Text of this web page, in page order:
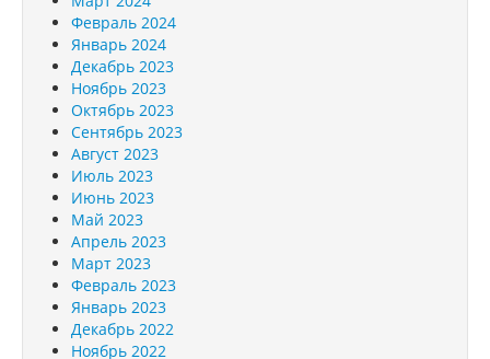
Февраль 2024
Январь 2024
Декабрь 2023
Ноябрь 2023
Октябрь 2023
Сентябрь 2023
Август 2023
Июль 2023
Июнь 2023
Май 2023
Апрель 2023
Март 2023
Февраль 2023
Январь 2023
Декабрь 2022
Ноябрь 2022